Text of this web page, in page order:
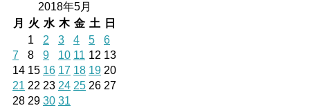
2018年5月
月
火 水 木 金 土
日
1
2 3 4 5
6
7
8 9 10 11 12 13
14 15 16 17 18 19 20
21 22 23 24 25 26 27
28 29 30 31